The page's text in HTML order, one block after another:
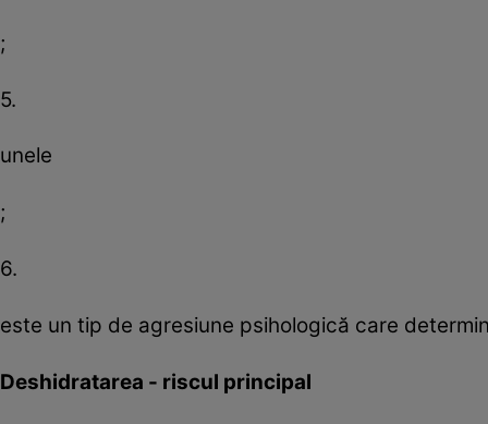
;
5.
unele
;
6.
este un tip de agresiune psihologică care
Deshidratarea - riscul principal